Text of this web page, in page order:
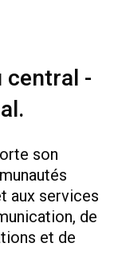
central -
son
aux services
de
et de